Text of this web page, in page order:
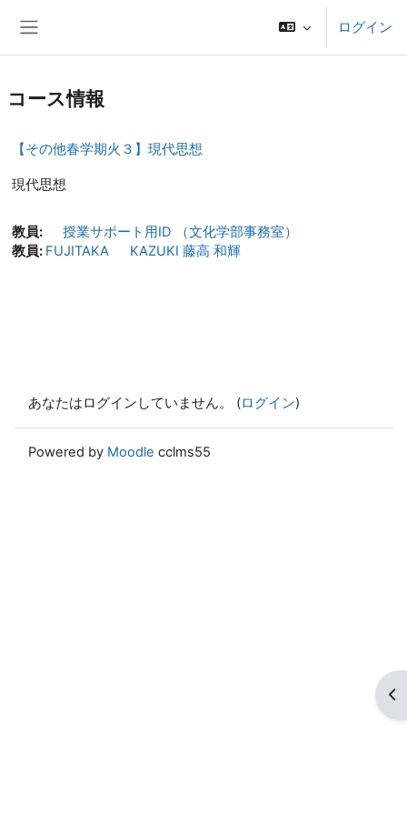
ログイン
ブ
コース情報
【その他春学期火３】現代思想
現代思想
教員:
授業サポート用ID （文化学部事務室）
教員: FUJITAKA KAZUKI 藤高 和輝
あなたはログインしていません。 (ログイン)
Powered by Moodle cclms55